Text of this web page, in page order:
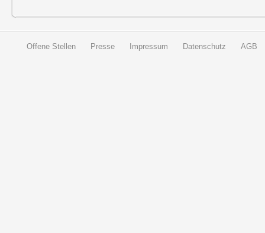
Offene Stellen Presse Impressum Datenschutz AGB